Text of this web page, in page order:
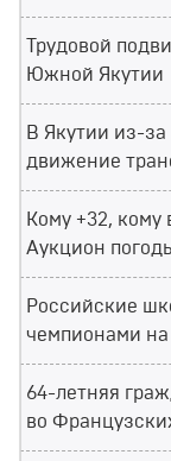
Трудовой
Южной Якутии
В Якутии из-
движение
Кому +32, кому
Аукцион
Российские
чемпионами
64-летняя
во